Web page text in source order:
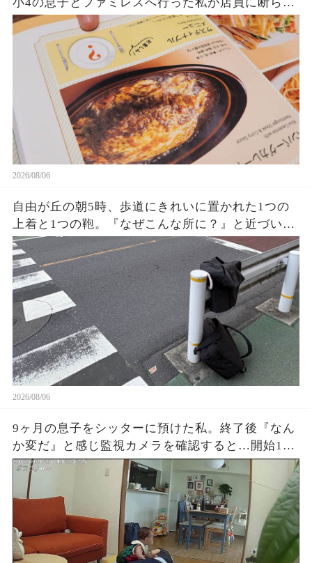
た…『この子、小学生ですけど？』と伝えても拒
否。店長確認後、判明した意外な勘違いとは…
2026/08/06
自由が丘の朝5時、歩道にきれいに置かれた1つの
上着と1つの鞄。『なぜこんな所に？』と近づいた
私が見た持ち主の姿に驚き…誰も褒めない優しさ
がそこにあった
2026/08/06
9ヶ月の息子をシッターに預けた私。終了後『なん
か変だ』と感じ監視カメラを確認すると…開始1時
間でYouTube放置、スマホ操作、最後に起きた“信
じられない映像”に涙が止まらなかった